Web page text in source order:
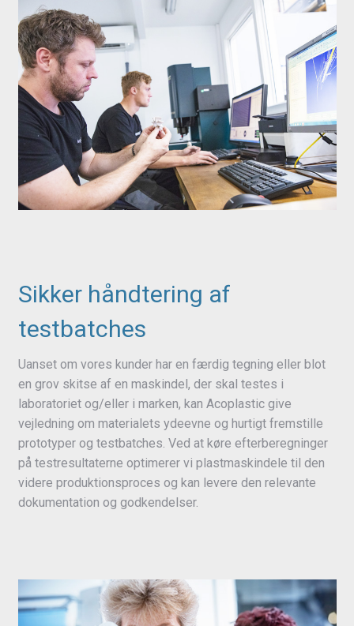
Sikker håndtering af
testbatches
Uanset om vores kunder har en færdig tegning eller blot
en grov skitse af en maskindel, der skal testes i
laboratoriet og/eller i marken, kan Acoplastic give
vejledning om materialets ydeevne og hurtigt fremstille
prototyper og testbatches. Ved at køre efterberegninger
på testresultaterne optimerer vi plastmaskindele til den
videre produktionsproces og kan levere den relevante
dokumentation og godkendelser.